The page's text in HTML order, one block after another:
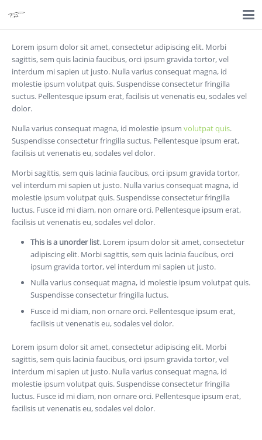
Lorem ipsum dolor sit amet, consectetur adipiscing elit. Morbi
sagittis, sem quis lacinia faucibus, orci ipsum gravida tortor, vel
interdum mi sapien ut justo. Nulla varius consequat magna, id
molestie ipsum volutpat quis. Suspendisse consectetur fringilla
suctus. Pellentesque ipsum erat, facilisis ut venenatis eu, sodales vel
dolor.
Nulla varius consequat magna, id molestie ipsum volutpat quis.
Suspendisse consectetur fringilla suctus. Pellentesque ipsum erat,
facilisis ut venenatis eu, sodales vel dolor.
Morbi sagittis, sem quis lacinia faucibus, orci ipsum gravida tortor,
vel interdum mi sapien ut justo. Nulla varius consequat magna, id
molestie ipsum volutpat quis. Suspendisse consectetur fringilla
luctus. Fusce id mi diam, non ornare orci. Pellentesque ipsum erat,
facilisis ut venenatis eu, sodales vel dolor.
This is a unorder list. Lorem ipsum dolor sit amet, consectetur
adipiscing elit. Morbi sagittis, sem quis lacinia faucibus, orci
ipsum gravida tortor, vel interdum mi sapien ut justo.
Nulla varius consequat magna, id molestie ipsum volutpat quis.
Suspendisse consectetur fringilla luctus.
Fusce id mi diam, non ornare orci. Pellentesque ipsum erat,
facilisis ut venenatis eu, sodales vel dolor.
Lorem ipsum dolor sit amet, consectetur adipiscing elit. Morbi
sagittis, sem quis lacinia faucibus, orci ipsum gravida tortor, vel
interdum mi sapien ut justo. Nulla varius consequat magna, id
molestie ipsum volutpat quis. Suspendisse consectetur fringilla
luctus. Fusce id mi diam, non ornare orci. Pellentesque ipsum erat,
facilisis ut venenatis eu, sodales vel dolor.